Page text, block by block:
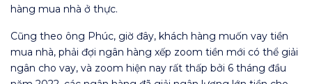
hàng mua nhà ở thực.
Cũng theo ông Phúc, giờ đây, khách hàng muốn vay tiền
mua nhà, phải đợi ngân hàng xếp zoom tiền mới có thể giải
ngân cho vay, và zoom hiện nay rất thấp bởi 6 tháng đầu